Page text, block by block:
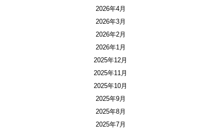
2026年4月
2026年3月
2026年2月
2026年1月
2025年12月
2025年11月
2025年10月
2025年9月
2025年8月
2025年7月